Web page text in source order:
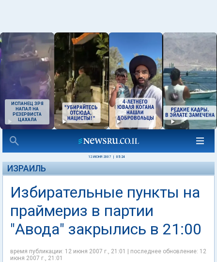
ИСПАНЕЦ ЗРЯ
НАПАЛ НА
РЕЗЕРВИСТА
ЦАХАЛА
12 ИЮНЯ 2007 05:24
ИЗРАИЛЬ
Избирательные пункты на
праймериз в партии
"Авода" закрылись в 21:00
время публикации: 12 июня 2007 г., 21:01 | последнее обновление: 12
июня 2007 г., 21:01